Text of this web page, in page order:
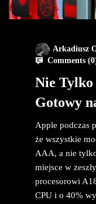
Arkadiusz
Comments (0
Nie Tylko
Gotowy
Apple podczas
że wszystkie
AAA, a nie
miejsce w
procesorowi
CPU i o 40%